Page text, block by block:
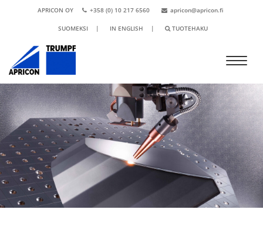
APRICON OY +358 (0) 10 217 6560 apricon@apricon.fi
SUOMEKSI | IN ENGLISH | TUOTEHAKU